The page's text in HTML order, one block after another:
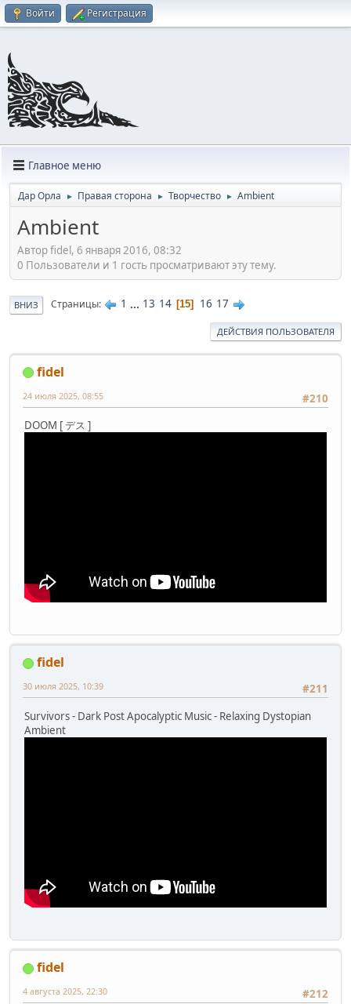
Войти Регистрация
Главное меню
Дар Орла ► Правая сторона ► Творчество ► Ambient
Ambient
Автор fidel, 6 января 2016, 08:32
0 Пользователи и 1 гость просматривают эту тему.
ВНИЗ Страницы 1 ... 13 14 15 16 17
ДЕЙСТВИЯ ПОЛЬЗОВАТЕЛЯ
fidel
#210
24 июля 2025, 08:55
DOOM [ デス ]
fidel
#211
30 июля 2025, 10:39
Survivors - Dark Post Apocalyptic Music - Relaxing Dystopian
Ambient
fidel
#212
4 августа 2025, 22:30